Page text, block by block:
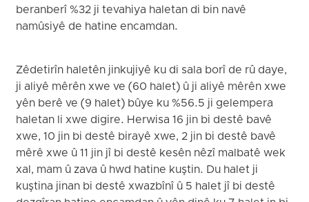
beranberî %32 ji tevahiya haletan di bin navê
namûsiyê de hatine encamdan.
Zêdetirîn haletên jinkujiyê ku di sala borî de rû daye,
ji aliyê mêrên xwe ve (60 halet) û ji aliyê mêrên xwe
yên berê ve (9 halet) bûye ku %56.5 ji gelempera
haletan li xwe digire. Herwisa 16 jin bi destê bavê
xwe, 10 jin bi destê birayê xwe, 2 jin bi destê bavê
mêrê xwe û 11 jin jî bi destê kesên nêzî malbatê wek
xal, mam û zava û hwd hatine kuştin. Du halet ji
kuştina jinan bi destê xwazbînî û 5 halet jî bi destê